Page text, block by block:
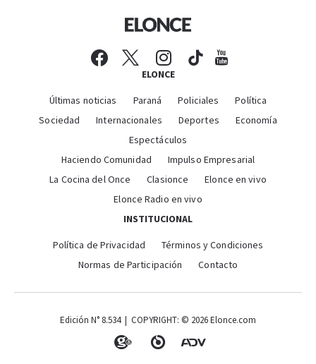
ELONCE
Últimas noticias Paraná Policiales
Política
Sociedad
Internacionales Deportes
Economía
Espectáculos
Haciendo Comunidad
Impulso Empresarial
La Cocina del Once
Clasionce
Elonce en vivo
Elonce Radio en vivo
INSTITUCIONAL
Política de Privacidad
Términos y Condiciones
Normas de Participación
Contacto
Edición N° 8.534 | COPYRIGHT: © 2026 Elonce.com